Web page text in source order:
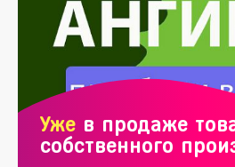
Уже в продаже
собственного